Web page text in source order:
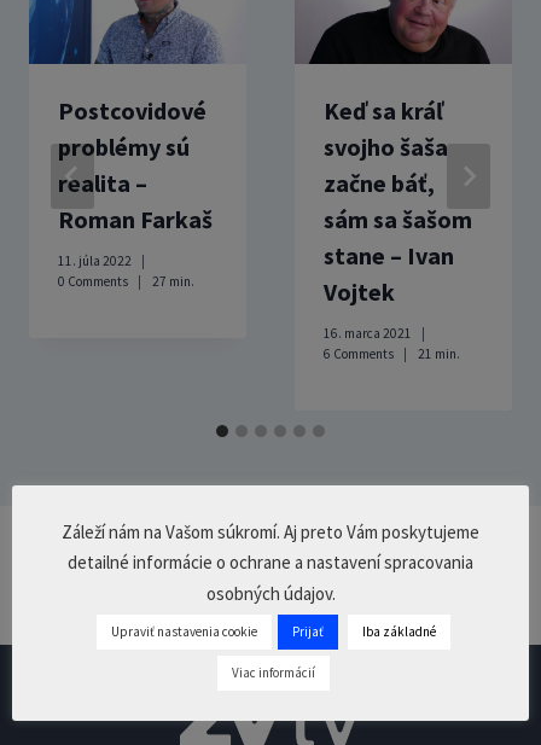
Postcovidové
problémy sú
realita –
Roman Farkaš
11. júla 2022
0 Comments
27 min.
Keď sa kráľ
svojho šaša
začne báť,
sám sa šašom
stane – Ivan
Vojtek
16. marca 2021
6 Comments
21 min.
Prepáčte, ale pred zanechaním komentára sa musíte
Záleží nám na Vašom súkromí. Aj preto Vám poskytujeme
detailné informácie o ochrane a nastavení spracovania
osobných údajov.
Upraviť nastavenia cookie Prijať Iba základné
Viac informácií